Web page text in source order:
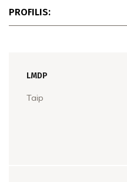
PROFILIS:
LMDP
Taip